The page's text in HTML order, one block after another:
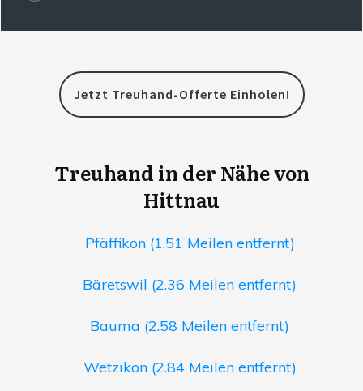
Jetzt Treuhand-Offerte Einholen!
Treuhand in der Nähe von
Hittnau
Pfäffikon (1.51 Meilen entfernt)
Bäretswil (2.36 Meilen entfernt)
Bauma (2.58 Meilen entfernt)
Wetzikon (2.84 Meilen entfernt)